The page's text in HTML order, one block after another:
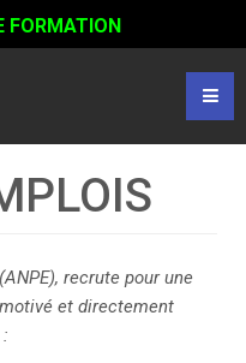
FORMATION
CLIQUER POUR
recrute pour une
et directement